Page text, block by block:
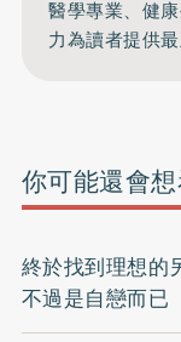
醫學專業、健
力為讀者提供
你可能還會
終於找到理想的
不過是自戀而已